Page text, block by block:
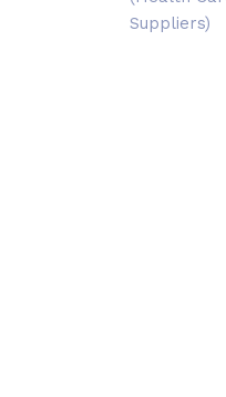
Suppliers)